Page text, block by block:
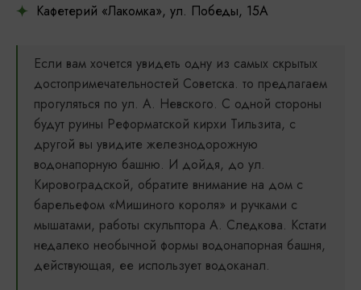
Кафетерий «Лакомка», ул. Победы, 15А
Если вам хочется увидеть одну из самых скрытых
достопримечательностей Советска. то предлагаем
прогуляться по ул. А. Невского. С одной стороны
будут руины Реформатской кирхи Тильзита, с
другой вы увидите железнодорожную
водонапорную башню. И дойдя, до ул.
Кировоградской, обратите внимание на дом с
барельефом «Мишиного короля» и ручками с
мышатами, работы скульптора А. Следкова. Кстати
недалеко необычной формы водонапорная башня,
действующая, ее использует водоканал.